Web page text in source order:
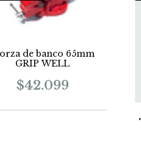
de banco 65mm
GRIP WELL
$42.099